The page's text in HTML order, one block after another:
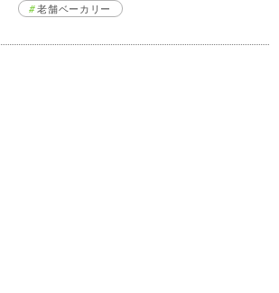
老舗ベーカリー